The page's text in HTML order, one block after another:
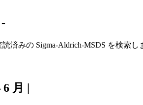
済みの Sigma-Aldrich-MSDS を検索
月 |